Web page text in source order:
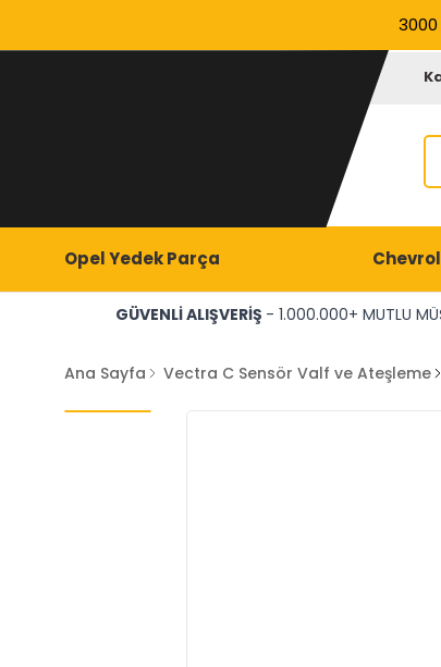
3000
Opel Yedek Parça
GÜVENLİ ALIŞVERİŞ - 1.000.000+ MUTLU
Ana Sayfa Vectra C Sensör Valf ve Ateşleme